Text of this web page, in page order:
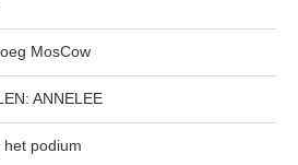
MosCow
ANNELEE
het podium